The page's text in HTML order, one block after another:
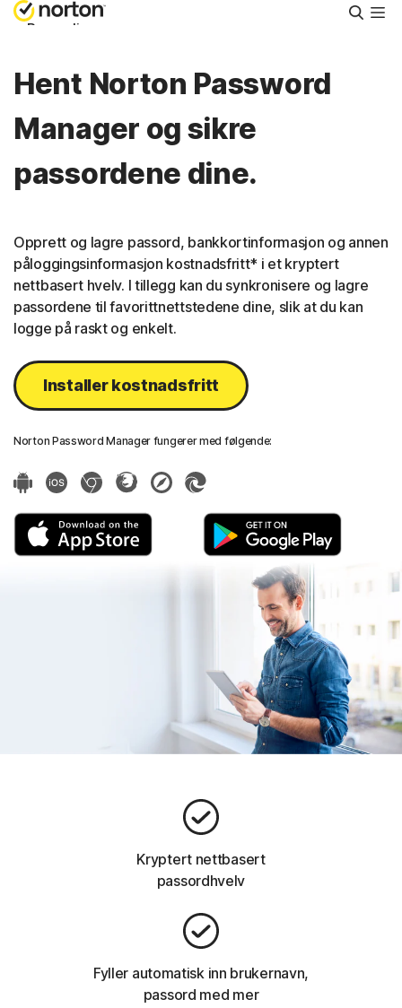
Søk
Personlig
Small Business
Brukerstøtte
Norge
Logg på
Hent Norton Password
Manager og sikre
passordene dine.
Opprett og lagre passord, bankkortinformasjon og annen
påloggingsinformasjon kostnadsfritt* i et kryptert
nettbasert hvelv. I tillegg kan du synkronisere og lagre
passordene til favorittnettstedene dine, slik at du kan
logge på raskt og enkelt.
Installer kostnadsfritt
Norton Password Manager fungerer med følgende:
Kryptert nettbasert
passordhvelv
Fyller automatisk inn brukernavn,
passord med mer